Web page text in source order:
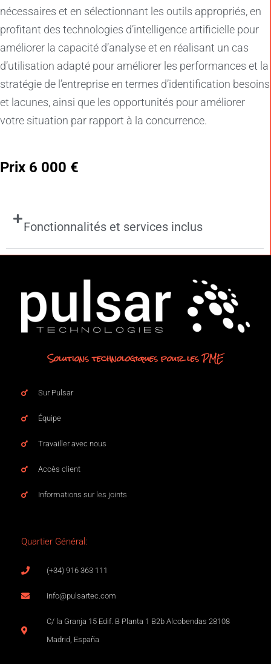
nécessaires et en sélectionnant les outils appropriés, en
profitant des technologies d’intelligence artificielle pour
améliorer la capacité d’analyse et en réalisant un cas
d’utilisation adapté pour améliorer les performances et la
stratégie de l’entreprise en termes d’identification besoins
et lacunes, ainsi que les opportunités pour améliorer
votre situation par rapport à la concurrence.
Prix 6 000 €
Fonctionnalités et services inclus
Solutions technologiques pour les PME
Sur Pulsar
Équipe
Travailler avec nous
Accès client
Informations sur les joints
Quartier Général:
(+34) 916 363 111
info@pulsartec.com
C/ la Granja 15 Edif. B Planta 1 B2b Alcobendas 28108
Madrid, España